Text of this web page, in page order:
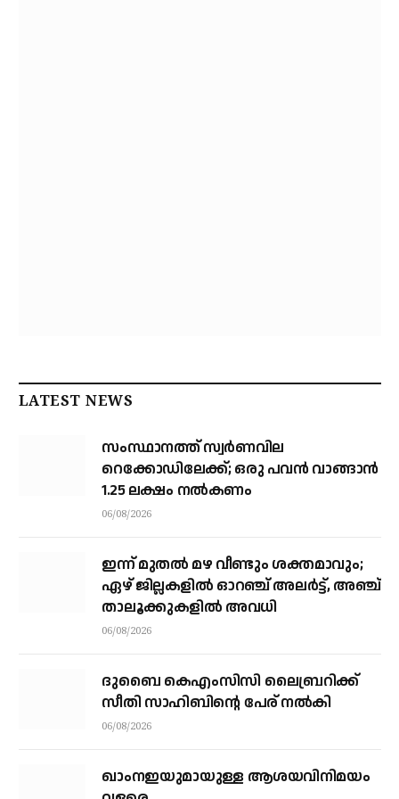
LATEST NEWS
സംസ്ഥാനത്ത് സ്വര്‍ണവില
റെക്കോഡിലേക്ക്; ഒരു പവന്‍ വാങ്ങാന്‍
1.25 ലക്ഷം നല്‍കണം
06/08/2026
ഇന്ന് മുതല്‍ മഴ വീണ്ടും ശക്തമാവും;
ഏഴ് ജില്ലകളില്‍ ഓറഞ്ച് അലര്‍ട്ട്, അഞ്ച്
താലൂക്കുകളില്‍ അവധി
06/08/2026
ദുബൈ കെഎംസിസി ലൈബ്രറിക്ക്
സീതി സാഹിബിന്റെ പേര് നല്‍കി
06/08/2026
ഖാംനഇയുമായുള്ള ആശയവിനിമയം